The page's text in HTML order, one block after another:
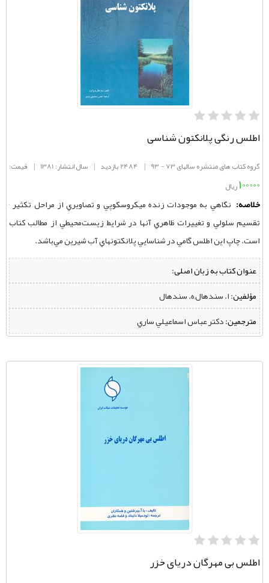
اطلس رنگی پلانکتون شناسی
گروه کتاب های منتشره سالهای 73 - 93 | 2484 بازدید | سال انتشار: 1381 | قیمت:
100000ریال
خلاصه:
نگاهي به موجودات زنده ميكروسكوپي و تصاويري از مراحل تكثير ٬
تقسيم سلولي و تغييرات ظاهري آنها در شرايط زيست‌محيطي از مطالب كتاب
است. چاپ اين اطلس گامي در شناسايي پلانكتونهاي آب شيرين مي‌باشد.
عنوان کتاب به زبان اصلی:
مؤلفین:‌ ا. سندهال,ه. سندهال
مترجمین:‌ دکتر عباس اسماعيلي‌ ساري
اطلس بی مهرگان دریای خزر